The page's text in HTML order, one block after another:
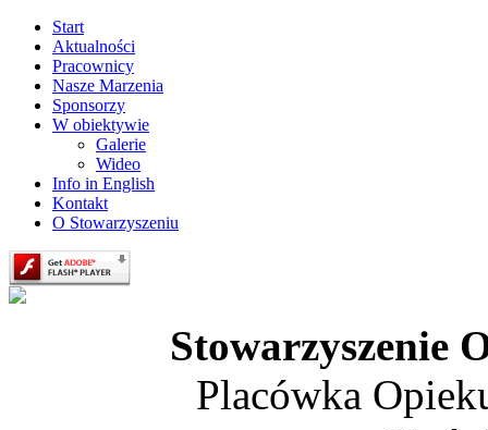
Start
Aktualności
Pracownicy
Nasze Marzenia
Sponsorzy
W obiektywie
Galerie
Wideo
Info in English
Kontakt
O Stowarzyszeniu
Stowarzyszenie
Placówka